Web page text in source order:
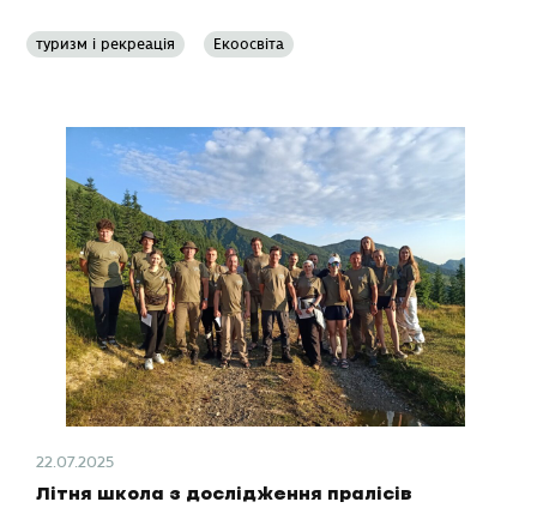
туризм і рекреація Екоосвіта
22.07.2025
Літня школа з дослідження пралісів